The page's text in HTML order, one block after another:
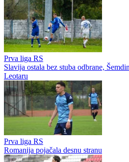
Prva liga RS
Slavija ostala bez stuba odbrane,
Leotaru
Prva liga RS
Romanija pojačala desnu stranu